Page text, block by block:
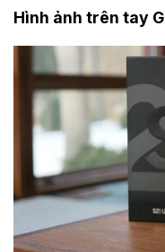
Hình ảnh trên tay